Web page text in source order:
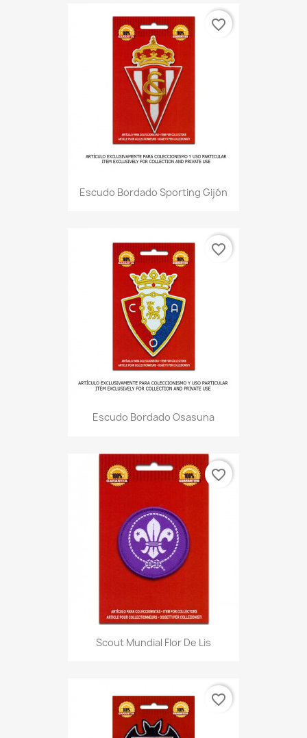
Escudo Bordado Sporting Gijón
favorite_border
Escudo Bordado Osasuna
favorite_border
Scout Mundial Flor De Lis
favorite_border
favorite_border